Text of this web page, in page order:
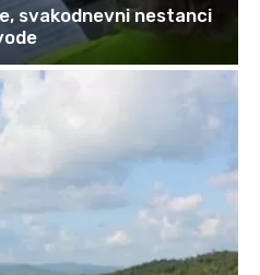
svakodnevni nestanci